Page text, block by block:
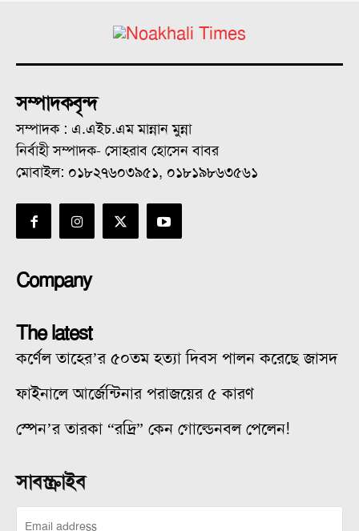
সম্পাদকবৃন্দ
সম্পাদক : এ.এইচ.এম মান্নান মুন্না
নির্বাহী সম্পাদক- সোহরাব হোসেন বাবর
মোবাইল: ০১৮২৭৬০৩৯৫১, ০১৮১৯৮৬৩৫৬১
Company
The latest
কর্ণেল তাহের’র ৫০তম হত্যা দিবস পালন করেছে জাসদ
ফাইনালে আর্জেন্টিনার পরাজয়ের ৫ কারণ
স্পেন’র তারকা “রদ্রি” কেন গোল্ডেনবল পেলেন!
সাবস্ক্রাইব